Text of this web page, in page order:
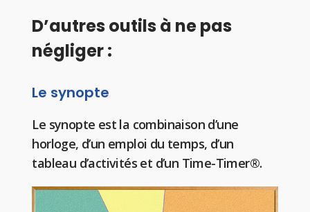
D’autres outils à ne pas
négliger :
Le synopte
Le synopte est la combinaison d’une
horloge, d’un emploi du temps, d’un
tableau d’activités et d’un Time-Timer®.